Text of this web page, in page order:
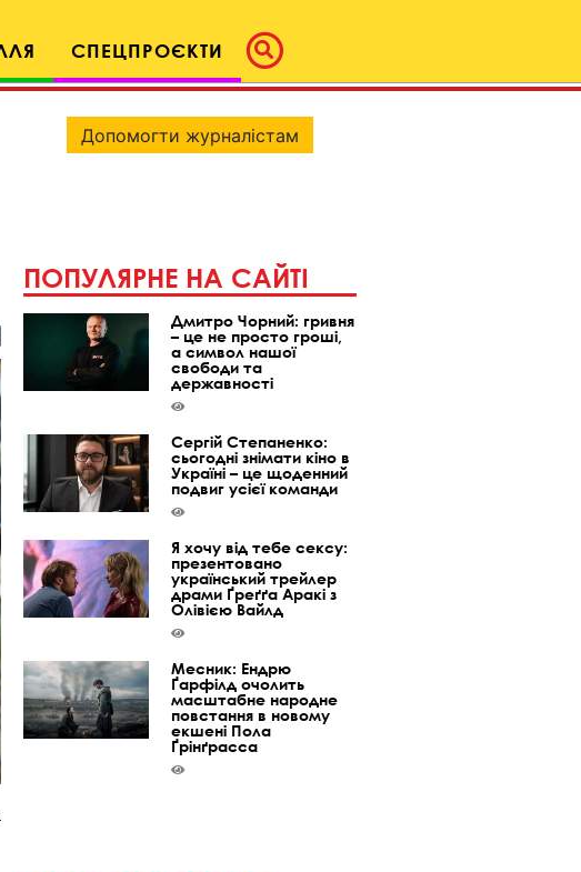
СПЕЦПРОЄКТИ
Допомогти журналістам
ПОПУЛЯРНЕ НА САЙТІ
Дмитро Чорний: гривня
– це не просто гроші,
а символ нашої
свободи та
державності
Сергій Степаненко:
сьогодні знімати кіно в
Україні – це щоденний
подвиг усієї команди
Я хочу від тебе сексу:
презентовано
український трейлер
драми Ґреґґа Аракі з
Олівією Вайлд
Месник: Ендрю
Ґарфілд очолить
масштабне народне
повстання в новому
екшені Пола
Ґрінґрасса